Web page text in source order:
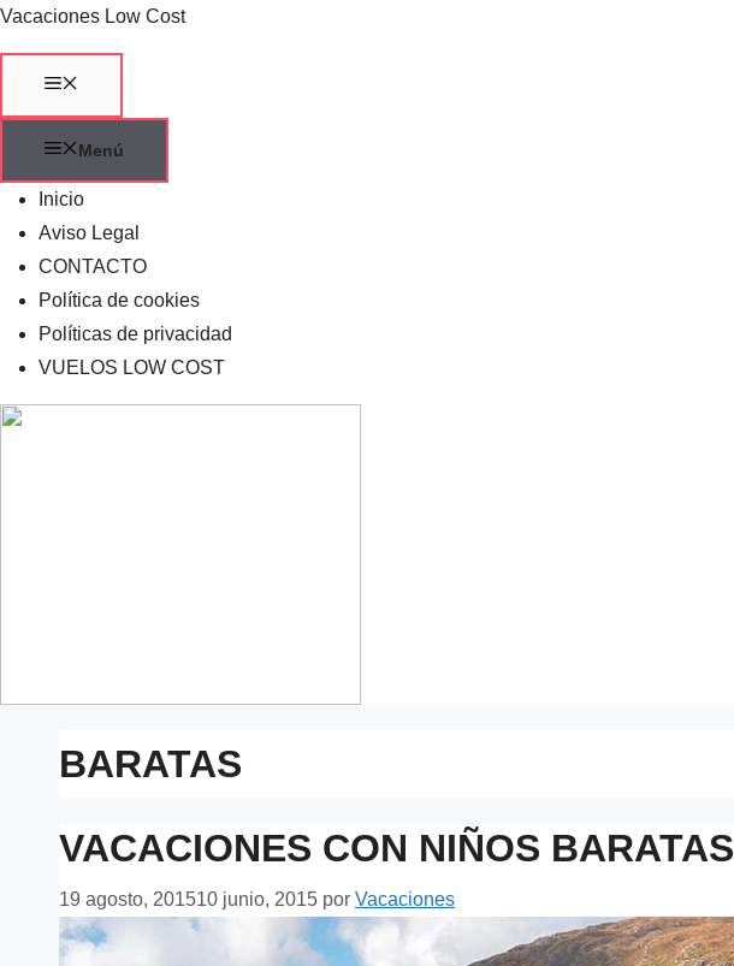
Saltar
al
contenido
Vacaciones Low Cost
Menú
Inicio
Aviso Legal
CONTACTO
Política de cookies
Políticas de privacidad
VUELOS LOW COST
BARATAS
VACACIONES CON NIÑOS BARATAS
19 agosto, 201510 junio, 2015 por Vacaciones